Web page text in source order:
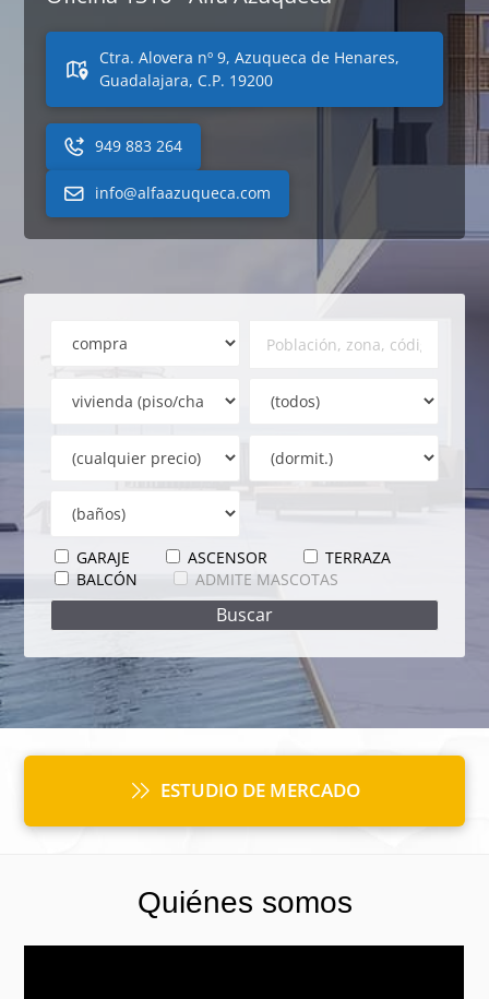
Ctra. Alovera nº 9, Azuqueca de Henares,
Guadalajara, C.P. 19200
949 883 264
info@alfaazuqueca.com
GARAJE ASCENSOR
TERRAZA
BALCÓN
ADMITE MASCOTAS
ESTUDIO DE MERCADO
Quiénes somos